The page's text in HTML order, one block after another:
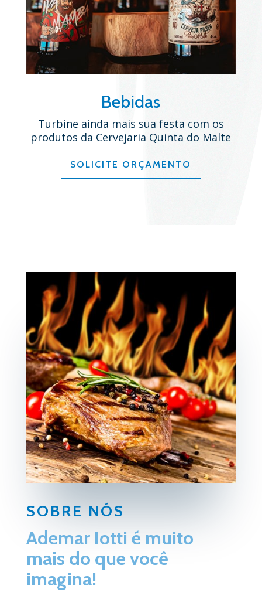
Bebidas
Turbine ainda mais sua festa com os
produtos da Cervejaria Quinta do Malte
SOLICITE ORÇAMENTO
SOBRE NÓS
Ademar Iotti é muito
mais do que você
imagina!